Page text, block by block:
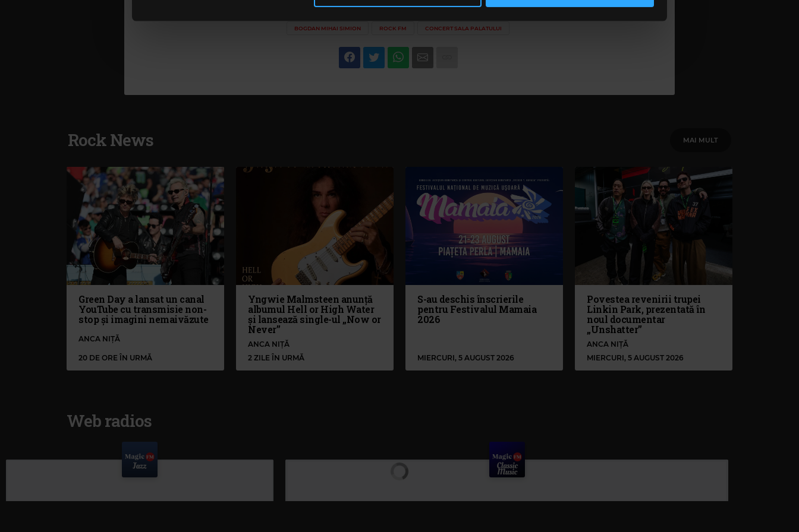
BOGDAN MIHAI SIMION ROCK FM CONCERT SALA PALATULUI
Rock News MAI MULT
Green Day a lansat un canal
YouTube cu transmisie non-
stop și imagini nemaivăzute
ANCA NIȚĂ
20 DE ORE ÎN URMĂ
Yngwie Malmsteen anunță
albumul Hell or High Water
și lansează single-ul „Now or
Never”
ANCA NIȚĂ
2 ZILE ÎN URMĂ
S-au deschis înscrierile
pentru Festivalul Mamaia
2026
MIERCURI, 5 AUGUST 2026
Povestea revenirii trupei
Linkin Park, prezentată în
noul documentar
„Unshatter”
ANCA NIȚĂ
MIERCURI, 5 AUGUST 2026
Web radios